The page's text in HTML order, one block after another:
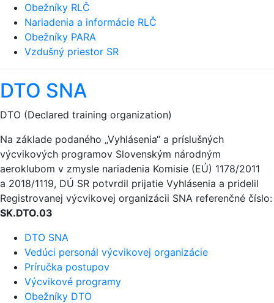
Obežníky RLČ
Nariadenia a informácie RLČ
Obežníky PARA
Vzdušný priestor SR
DTO SNA
DTO (Declared training organization)
Na základe podaného „Vyhlásenia“ a príslušných
výcvikových programov Slovenským národným
aeroklubom v zmysle nariadenia Komisie (EÚ) 1178/2011
a 2018/1119, DÚ SR potvrdil prijatie Vyhlásenia a pridelil
Registrovanej výcvikovej organizácii SNA referenčné číslo:
SK.DTO.03
DTO SNA
Vedúci personál výcvikovej organizácie
Príručka postupov
Výcvikové programy
Obežníky DTO